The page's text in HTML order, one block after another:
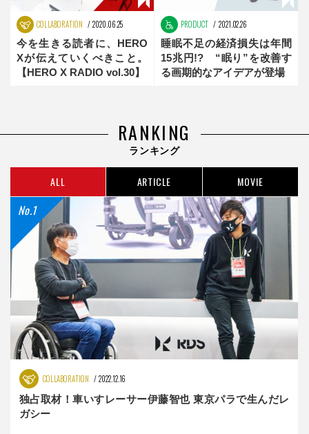
COLLABORATION 2020.06.25
今を生きる読者に、HERO
Xが伝えていくべきこと。
【HERO X RADIO vol.30】
PRODUCT 2021.02.26
睡眠不足の経済損失は年間
15兆円!? “眠り”を改善す
る画期的なアイデアが登場
RANKING
ランキング
ALL ARTICLE MOVIE
COLLABORATION 2022.12.16
独占取材！車いすレーサー伊藤智也 東京パラで生んだレ
ガシー